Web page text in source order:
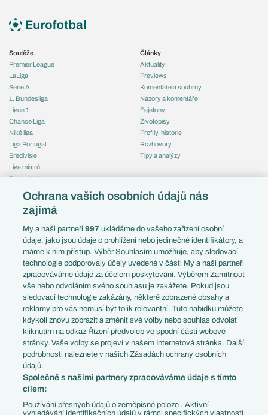
Soutěže
Premier League
LaLiga
Serie A
1. Bundesliga
Ligue 1
Chance Liga
Niké liga
Liga Portugal
Eredivisie
Liga mistrů
Evropská liga
Mistrovství světa
Liga národů
Témata
Představení týmů MS
EuroSkauting
PL v kostce
Evropské koeficienty
Přestupy
Přestupové spekulace
Zranění
Kluby
Arsenal FC
Chelsea FC
Manchester United
AC Milán
Juventus FC
Bayern Mnichov
Články
Aktuality
Previews
Komentáře a souhrny
Názory a komentáře
Fejetony
Životopisy
Profily, historie
Rozhovory
Tipy a analýzy
Česko
Francie
Itálie
Německo
Španělsko
Argentina
Brazílie
Přestupy
Zápasy
Livescore
Tipovací soutěž
Ochrana vašich osobních údajů nás
zajímá
My a naši partneři997 ukládáme do vašeho zařízení osobní
údaje, jako jsou údaje o prohlížení nebo jedinečné identifikátory, a
máme k nim přístup. Výběr Souhlasím umožňuje, aby sledovací
technologie podporovaly účely uvedené v části My a naši partneři
zpracováváme údaje za účelem poskytování. Výběrem Zamítnout
vše nebo odvoláním svého souhlasu je zakážete. Pokud jsou
sledovací technologie zakázány, některé zobrazené obsahy a
reklamy pro vás nemusí být tolik relevantní. Tuto nabídku můžete
kdykoli znovu zobrazit a změnit své volby nebo souhlas odvolat
kliknutím na odkaz Řízení předvoleb ve spodní části webové
stránky. Vaše volby se projeví v našem Internetová stránka. Další
podrobnosti naleznete v našich Zásadách ochrany osobních
údajů.
Společně s našimi partnery zpracováváme údaje s tímto
cílem:
Používání přesných údajů o zeměpisné poloze . Aktivní
vyhledávání identifikačních údajů v rámci specifických vlastností